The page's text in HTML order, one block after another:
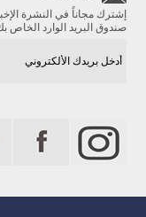
إشترك مجاناً في النشرة
صندوق البريد الوارد الخاص